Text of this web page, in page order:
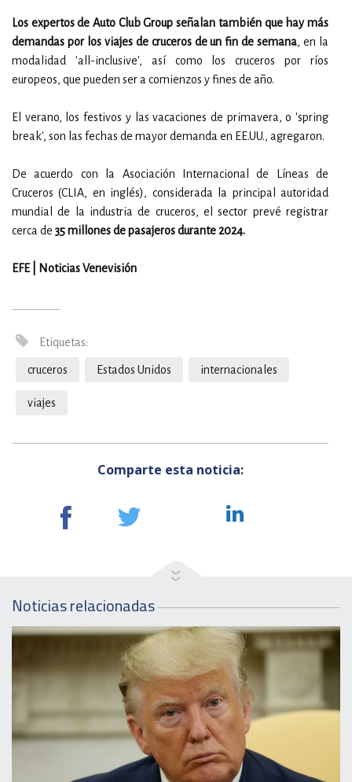
Los expertos de Auto Club Group señalan también que hay más
demandas por los viajes de cruceros de un fin de semana, en la
modalidad 'all-inclusive', así como los cruceros por ríos
europeos, que pueden ser a comienzos y fines de año.
El verano, los festivos y las vacaciones de primavera, o 'spring
break', son las fechas de mayor demanda en EE.UU., agregaron.
De acuerdo con la Asociación Internacional de Líneas de
Cruceros (CLIA, en inglés), considerada la principal autoridad
mundial de la industria de cruceros, el sector prevé registrar
cerca de 35 millones de pasajeros durante 2024.
EFE | Noticias Venevisión
Etiquetas:
cruceros Estados Unidos internacionales
viajes
Comparte esta noticia:
Noticias relacionadas